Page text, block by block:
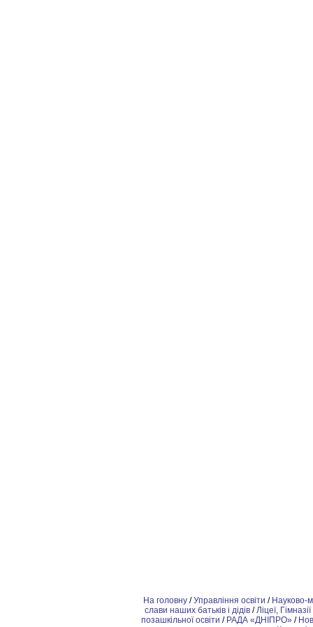
На головну /Управління освіти / Науково-
слави наших батьків і дідів/Ліцеї, Гімназії
позашкiльної освіти / РАДА «ДНІПРО» /